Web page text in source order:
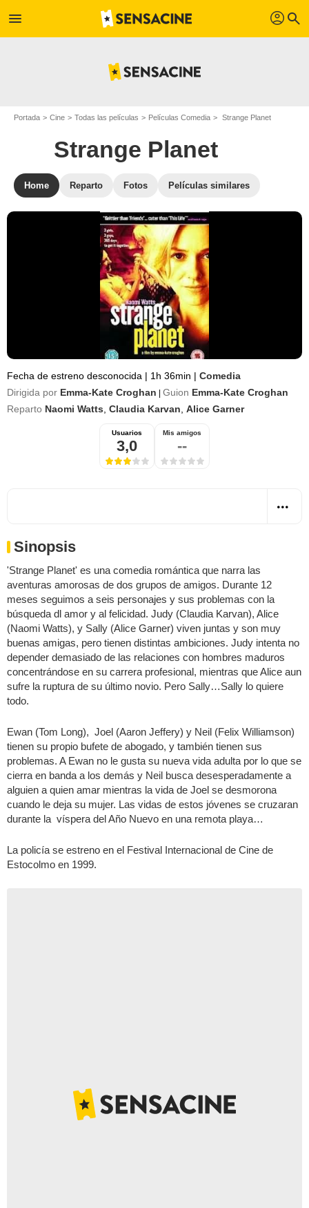
menu profil search
Portada Cine Todas las películas Películas Comedia Strange Planet
Strange Planet
Home Reparto Fotos Películas similares
Fecha de estreno desconocida | 1h 36min | Comedia
Dirigida por Emma-Kate Croghan Guion Emma-Kate Croghan
Reparto Naomi Watts Claudia Karvan Alice Garner
Usuarios
3,0
Mis amigos
--
Sinopsis
'Strange Planet' es una comedia romántica que narra las
aventuras amorosas de dos grupos de amigos. Durante 12
meses seguimos a seis personajes y sus problemas con la
búsqueda dl amor y al felicidad. Judy (Claudia Karvan), Alice
(Naomi Watts), y Sally (Alice Garner) viven juntas y son muy
buenas amigas, pero tienen distintas ambiciones. Judy intenta no
depender demasiado de las relaciones con hombres maduros
concentrándose en su carrera profesional, mientras que Alice aun
sufre la ruptura de su último novio. Pero Sally…Sally lo quiere
todo.
Ewan (Tom Long), Joel (Aaron Jeffery) y Neil (Felix Williamson)
tienen su propio bufete de abogado, y también tienen sus
problemas. A Ewan no le gusta su nueva vida adulta por lo que se
cierra en banda a los demás y Neil busca desesperadamente a
alguien a quien amar mientras la vida de Joel se desmorona
cuando le deja su mujer. Las vidas de estos jóvenes se cruzaran
durante la víspera del Año Nuevo en una remota playa…
La policía se estreno en el Festival Internacional de Cine de
Estocolmo en 1999.